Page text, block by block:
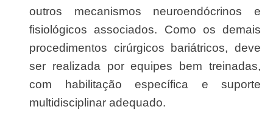
outros mecanismos neuroendócrinos e
fisiológicos associados. Como os demais
procedimentos cirúrgicos bariátricos, deve
ser realizada por equipes bem treinadas,
com habilitação específica e suporte
multidisciplinar adequado.